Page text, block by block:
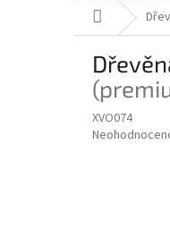
Domů
XVO074
Průměrné